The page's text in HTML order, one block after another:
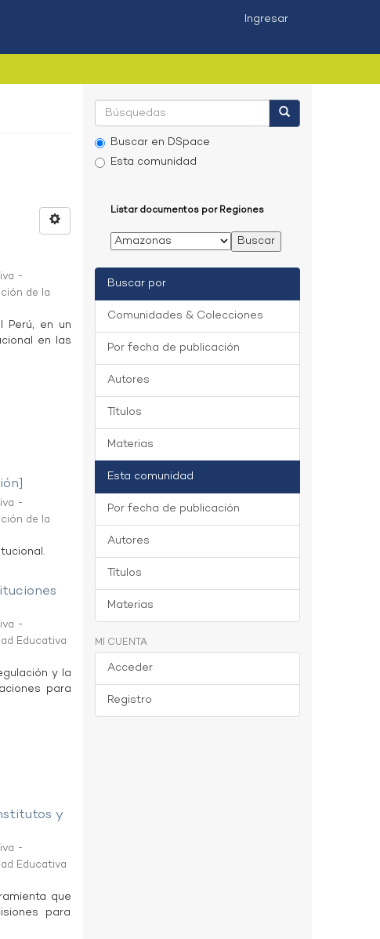
Ingresar
-
de la
Perú, en un
en las
-
de la
-
Educativa
y la
para
y
-
Educativa
que
para
Buscar en DSpace
Esta comunidad
Listar documentos por Regiones
Buscar por
Comunidades & Colecciones
Por fecha de publicación
Autores
Títulos
Materias
Esta comunidad
Por fecha de publicación
Autores
Títulos
Materias
MI CUENTA
Acceder
Registro